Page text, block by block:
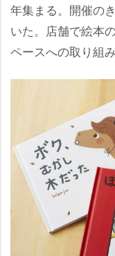
年集まる。開催の
いた。店舗で絵本
ペースへの取り組